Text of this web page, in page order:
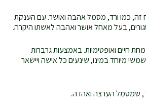
זה, כמו ורד, מסמל אהבה ואושר. עם הענקת
סגורים, בעל מאחל אושר ואהבה לאשתו היקרה.
חיים ואופטימיות. באמצעות גרברות
שמשי מיוחד במינו, שינעים כל אישה ויישאר
שמסמל הערצה ואהדה.